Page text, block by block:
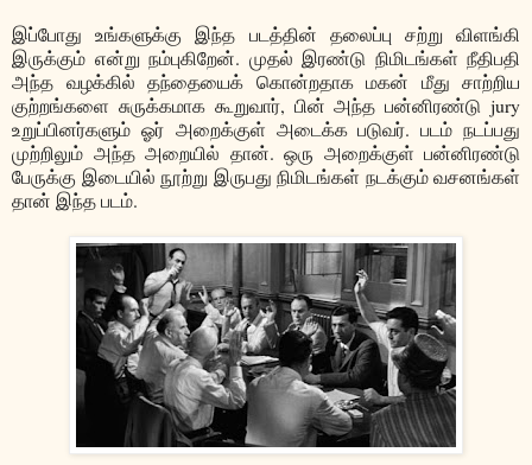
இப்போது உங்களுக்கு இந்த படத்தின் தலைப்பு சற்று விளங்கி
இருக்கும் என்று நம்புகிறேன். முதல் இரண்டு நிமிடங்கள் நீதிபதி
அந்த வழக்கில் தந்தையைக் கொன்றதாக மகன் மீது சாற்றிய
குற்றங்களை சுருக்கமாக கூறுவார், பின் அந்த பன்னிரண்டு jury
உறுப்பினர்களும் ஓர் அறைக்குள் அடைக்க படுவர். படம் நடப்பது
முற்றிலும் அந்த அறையில் தான். ஒரு அறைக்குள் பன்னிரண்டு
பேருக்கு இடையில் நூற்று இருபது நிமிடங்கள் நடக்கும் வசனங்கள்
தான் இந்த படம்.